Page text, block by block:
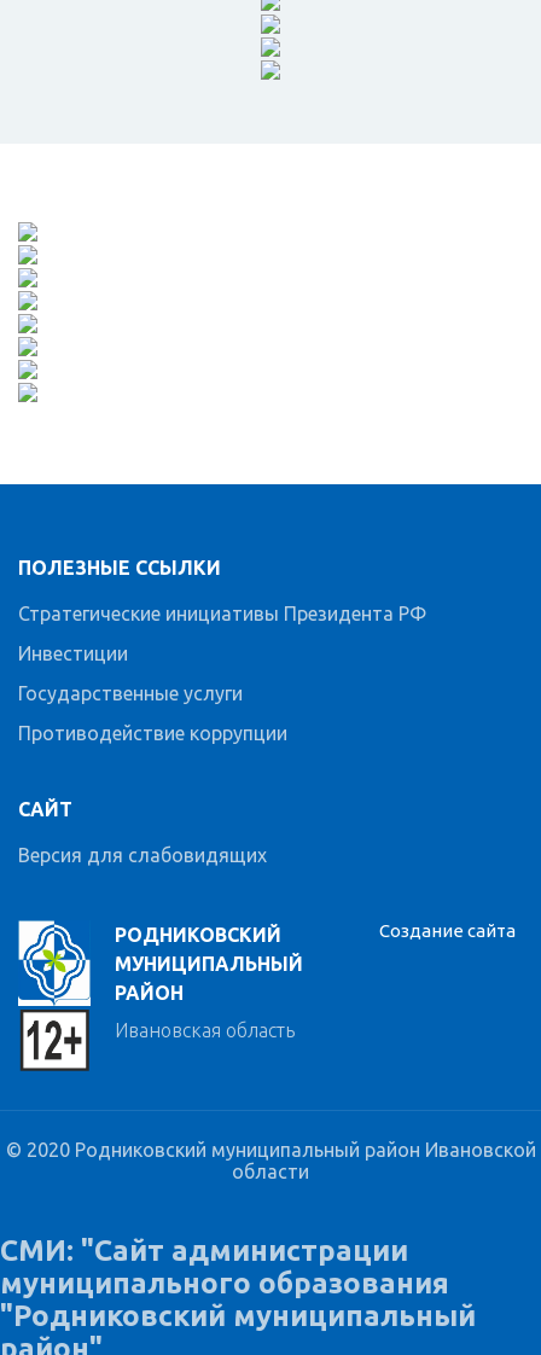
РОДНИКОВСКИЙ
МУНИЦИПАЛЬНЫЙ
РАЙОН
Ивановская область
ПОЛЕЗНЫЕ ССЫЛКИ
Стратегические инициативы Президента РФ
Инвестиции
Государственные услуги
Противодействие коррупции
САЙТ
Версия для слабовидящих
Создание сайта
© 2020 Родниковский муниципальный район Ивановской
области
СМИ: "Сайт администрации
муниципального образования
"Родниковский муниципальный